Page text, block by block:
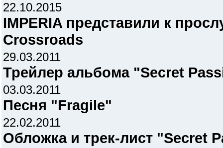
22.10.2015
IMPERIA представили к
Crossroads
29.03.2011
Трейлер альбома "Secret
03.03.2011
Песня "Fragile"
22.02.2011
Обложка и трек-лист "Secret